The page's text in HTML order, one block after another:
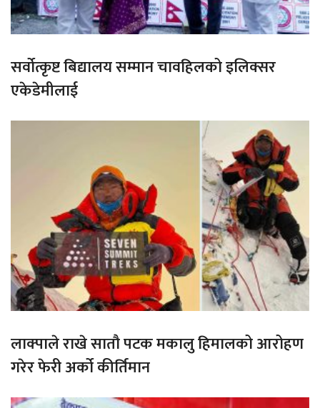
सर्वोत्कृष्ट बिद्यालय सम्मान चावहिलको इलिक्सर
एकेडेमीलाई
लाक्पाले राखे सातौ पटक मकालु हिमालको आरोहण
गरेर फेरी अर्को कीर्तिमान